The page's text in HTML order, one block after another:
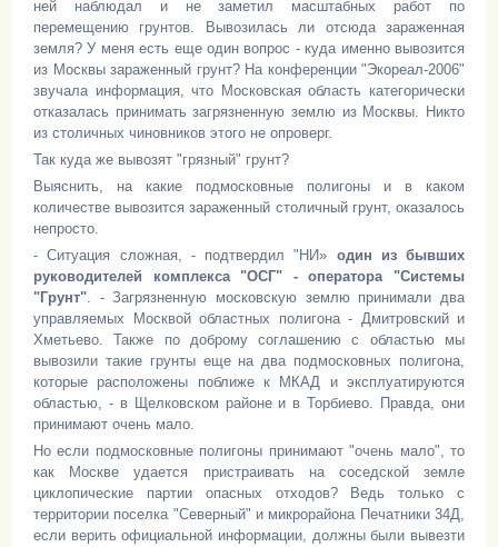
ней наблюдал и не заметил масштабных работ по
перемещению грунтов. Вывозилась ли отсюда зараженная
земля? У меня есть еще один вопрос - куда именно вывозится
из Москвы зараженный грунт? На конференции "Экореал-2006"
звучала информация, что Московская область категорически
отказалась принимать загрязненную землю из Москвы. Никто
из столичных чиновников этого не опроверг.
Так куда же вывозят "грязный" грунт?
Выяснить, на какие подмосковные полигоны и в каком
количестве вывозится зараженный столичный грунт, оказалось
непросто.
- Ситуация сложная, - подтвердил "НИ» один из бывших
руководителей комплекса "ОСГ" - оператора "Системы
"Грунт". - Загрязненную московскую землю принимали два
управляемых Москвой областных полигона - Дмитровский и
Хметьево. Также по доброму соглашению с областью мы
вывозили такие грунты еще на два подмосковных полигона,
которые расположены поближе к МКАД и эксплуатируются
областью, - в Щелковском районе и в Торбиево. Правда, они
принимают очень мало.
Но если подмосковные полигоны принимают "очень мало", то
как Москве удается пристраивать на соседской земле
циклопические партии опасных отходов? Ведь только с
территории поселка "Северный" и микрорайона Печатники 34Д,
если верить официальной информации, должны были вывезти